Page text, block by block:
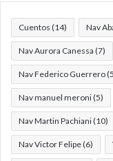
Cuentos (14) Nav
Nav Aurora Canessa (7)
Nav Federico Guerrero
Nav manuel meroni(5)
Nav Martin Pachiani(10)
Nav Victor Felipe(6)